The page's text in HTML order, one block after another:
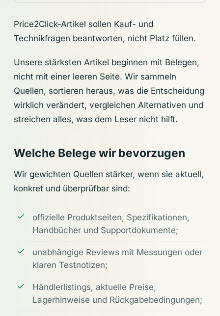
Price2Click-Artikel sollen Kauf- und
Technikfragen beantworten, nicht Platz füllen.
Unsere stärksten Artikel beginnen mit Belegen,
nicht mit einer leeren Seite. Wir sammeln
Quellen, sortieren heraus, was die Entscheidung
wirklich verändert, vergleichen Alternativen und
streichen alles, was dem Leser nicht hilft.
Welche Belege wir bevorzugen
Wir gewichten Quellen stärker, wenn sie aktuell,
konkret und überprüfbar sind:
offizielle Produktseiten, Spezifikationen,
Handbücher und Supportdokumente;
unabhängige Reviews mit Messungen oder
klaren Testnotizen;
Händlerlistings, aktuelle Preise,
Lagerhinweise und Rückgabebedingungen;